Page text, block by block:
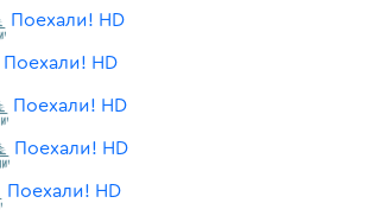
Поехали! HD
Поехали! HD
Поехали! HD
Поехали! HD
Поехали! HD